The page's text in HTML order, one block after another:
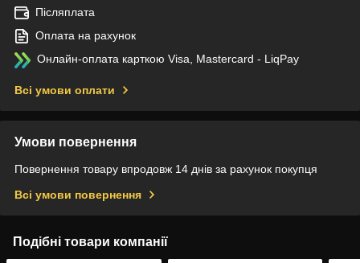
Післяплата
Оплата на рахунок
Онлайн-оплата карткою Visa, Mastercard - LiqPay
Всі умови оплати
Умови повернення
Повернення товару впродовж 14 днів за рахунок покупця
Всі умови повернення
Подібні товари компанії